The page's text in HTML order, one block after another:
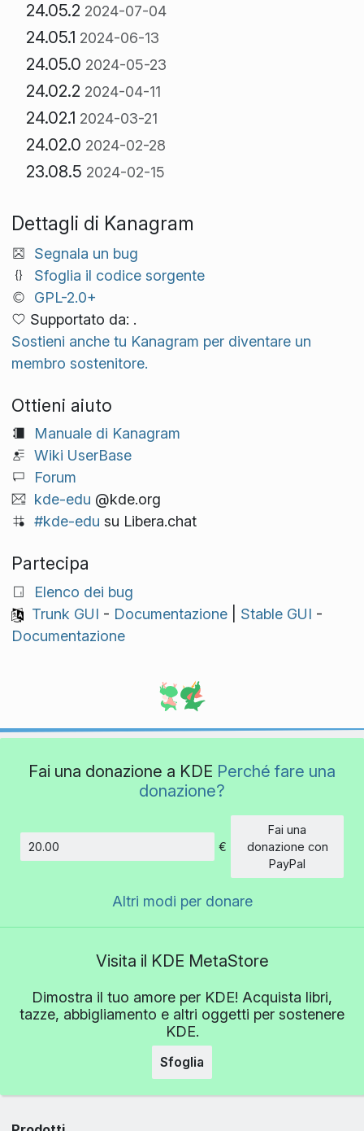
24.05.2 2024-07-04
24.05.1 2024-06-13
24.05.0 2024-05-23
24.02.2 2024-04-11
24.02.1 2024-03-21
24.02.0 2024-02-28
23.08.5 2024-02-15
Dettagli di Kanagram
Segnala un bug
Sfoglia il codice sorgente
GPL-2.0+
Supportato da: .
Sostieni anche tu Kanagram per diventare un
membro sostenitore.
Ottieni aiuto
Manuale di Kanagram
Wiki UserBase
Forum
kde-edu @kde.org
#kde-edu su Libera.chat
Partecipa
Elenco dei bug
Trunk GUI - Documentazione| Stable GUI -
Documentazione
Fai una donazione a KDE Perché fare una
donazione?
Importo
€
Fai una
donazione con
PayPal
Altri modi per donare
Visita il KDE MetaStore
Dimostra il tuo amore per KDE! Acquista libri,
tazze, abbigliamento e altri oggetti per sostenere
KDE.
Sfoglia